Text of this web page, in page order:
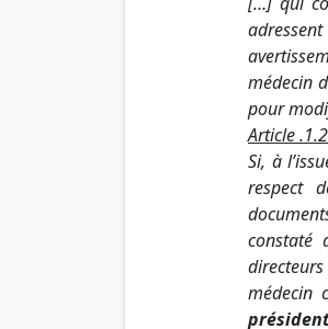
médecin
pour
Article
Si, à
respect
constaté
médecin